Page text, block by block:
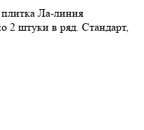
Ла-линия
2 штуки в ряд. Стандарт,